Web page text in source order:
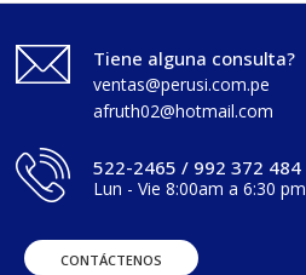
Tiene alguna consulta?
ventas@perusi.com.pe
afruth02@hotmail.com
522-2465 / 992 372 484
Lun - Vie 8:00am a 6:30 pm
CONTÁCTENOS